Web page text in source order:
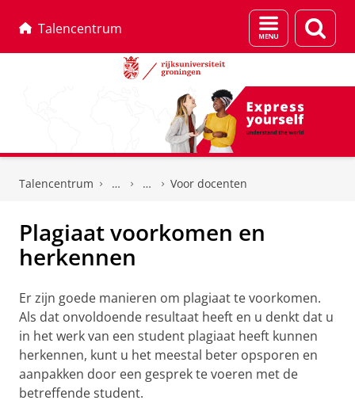
Talencentrum
Menu
en
Talencentrum Voor docenten
Plagiaat voorkomen en
herkennen
Er zijn goede manieren om plagiaat te voorkomen.
Als dat onvoldoende resultaat heeft en u denkt dat u
in het werk van een student plagiaat heeft kunnen
herkennen, kunt u het meestal beter opsporen en
aanpakken door een gesprek te voeren met de
betreffende student.